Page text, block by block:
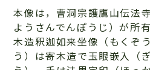
本像は，曹洞宗護鷹山伝法
ようさんでんぽうじ）が所
木造釈迦如来坐像（もくぞ
う）は寄木造で玉眼嵌入（